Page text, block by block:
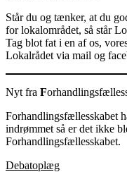
Står du og tænker, at du
for lokalområdet, så står
Tag blot fat i en af os,
Lokalrådet via mail og
Nyt fra F
Forhandlingsfællesskabet
indrømmet så er det ikke
Forhandlingsfællesskabet.
Debatoplæg